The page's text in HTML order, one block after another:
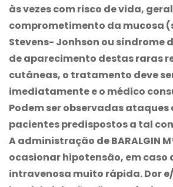
às vezes com risco de vida,
comprometimento da mucosa
Stevens- Jonhson ou síndrome
de aparecimento destas raras
cutâneas, o tratamento deve
imediatamente e o médico
Podem ser observadas ataques
pacientes predispostos a tal
A administração deBARALGIN
ocasionar hipotensão, em caso
intravenosa muito rápida. Dor